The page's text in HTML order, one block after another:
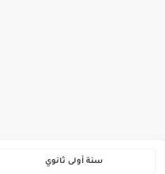
سنة أولى ثانوي